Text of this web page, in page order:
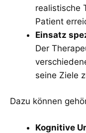
realistische
Patient
Einsatz
Der
seine Ziele
Dazu können
Kognitive